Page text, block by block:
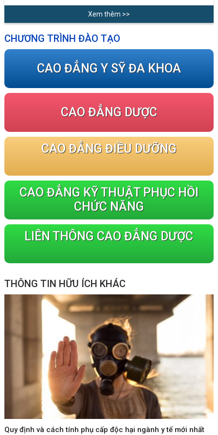
Xem thêm >>
CHƯƠNG TRÌNH ĐÀO TẠO
CAO ĐẲNG Y SỸ ĐA KHOA
CAO ĐẲNG DƯỢC
CAO ĐẲNG ĐIỀU DƯỠNG
CAO ĐẲNG KỸ THUẬT PHỤC HỒI
CHỨC NĂNG
LIÊN THÔNG CAO ĐẲNG DƯỢC
THÔNG TIN HỮU ÍCH KHÁC
Quy định và cách tính phụ cấp độc hại ngành y tế mới nhất